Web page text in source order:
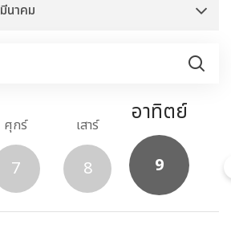
มีนาคม
ศุกร์
7
เสาร์
8
อาทิตย์
9